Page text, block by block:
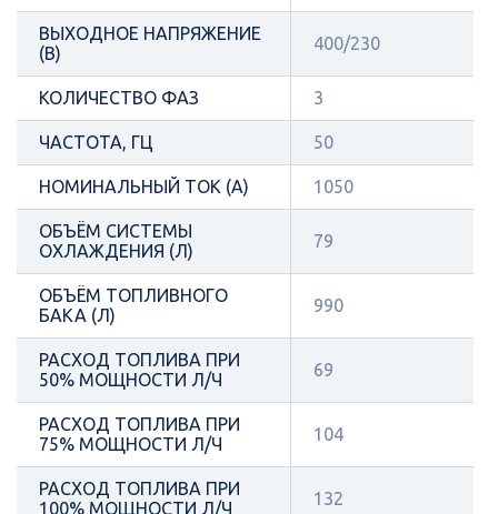
ВЫХОДНОЕ НАПРЯЖЕНИЕ
(В)
400/230
КОЛИЧЕСТВО ФАЗ 3
ЧАСТОТА, ГЦ 50
НОМИНАЛЬНЫЙ ТОК (А) 1050
ОБЪЁМ СИСТЕМЫ
ОХЛАЖДЕНИЯ (Л)
79
ОБЪЁМ ТОПЛИВНОГО
БАКА (Л)
990
РАСХОД ТОПЛИВА ПРИ
50% МОЩНОСТИ Л/Ч
69
РАСХОД ТОПЛИВА ПРИ
75% МОЩНОСТИ Л/Ч
104
РАСХОД ТОПЛИВА ПРИ
100% МОЩНОСТИ Л/Ч
132